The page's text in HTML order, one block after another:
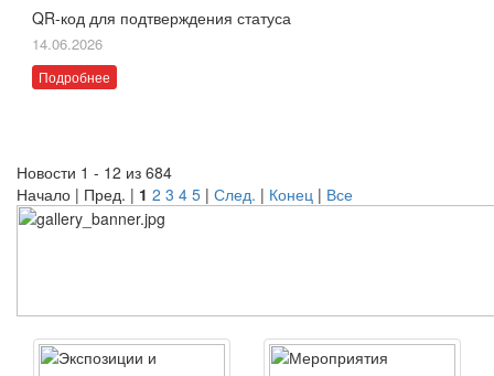
QR-код для подтверждения статуса
14.06.2026
Подробнее
Новости 1 - 12 из 684
Начало | Пред. | 1 2 3 4 5 | След. | Конец | Все